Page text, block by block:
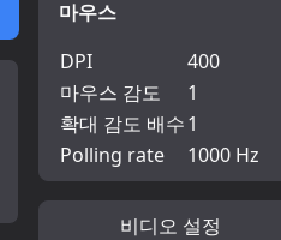
마우스
DPI
400
마우스 감도
1
확대 감도 배수1
Polling rate
1000 Hz
비디오 설정